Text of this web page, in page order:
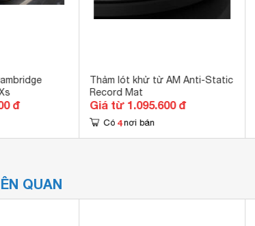
đ
Thảm lót khử từ AM Anti-Static
Record Mat
Giá từ 1.095.600 đ
Có 4 nơi bán
QUAN